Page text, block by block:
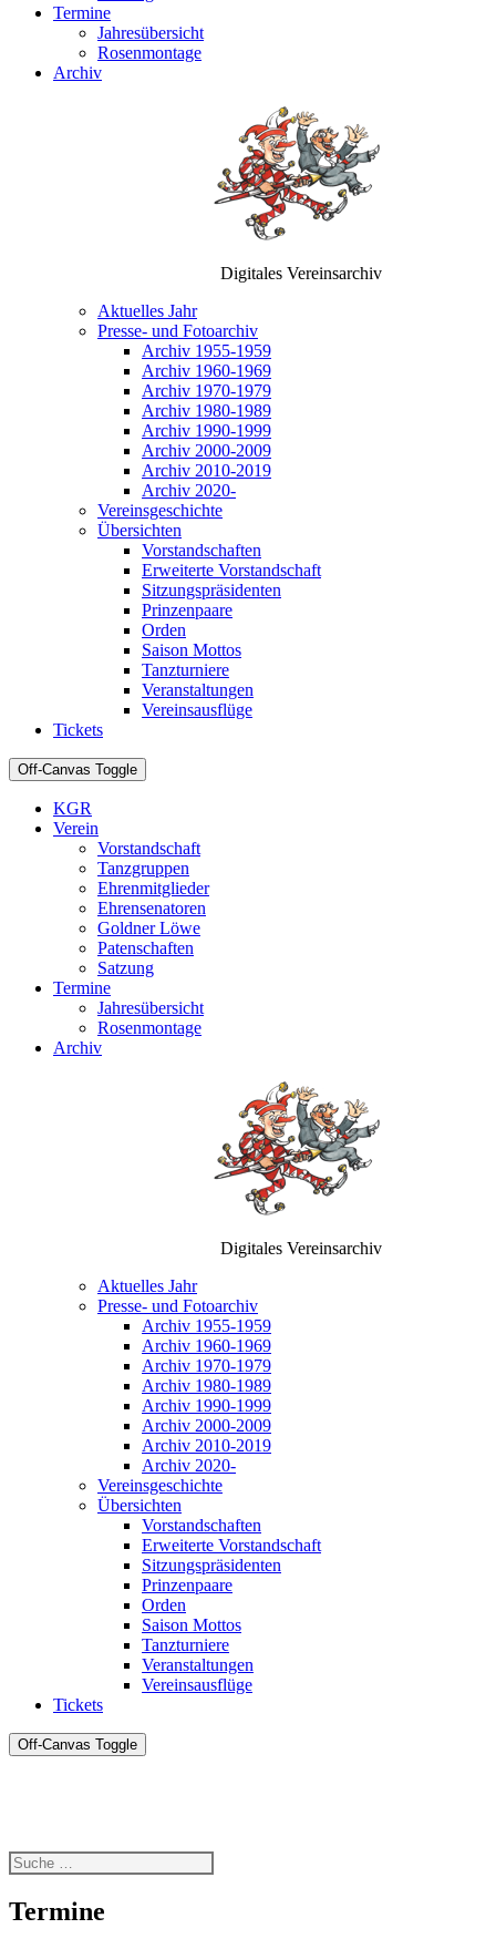
Termine
Jahresübersicht
Rosenmontage
Archiv
Digitales Vereinsarchiv
Aktuelles Jahr
Presse- und Fotoarchiv
Archiv 1955-1959
Archiv 1960-1969
Archiv 1970-1979
Archiv 1980-1989
Archiv 1990-1999
Archiv 2000-2009
Archiv 2010-2019
Archiv 2020-
Vereinsgeschichte
Übersichten
Vorstandschaften
Erweiterte Vorstandschaft
Sitzungspräsidenten
Prinzenpaare
Orden
Saison Mottos
Tanzturniere
Veranstaltungen
Vereinsausflüge
Tickets
Off-Canvas Toggle
KGR
Verein
Vorstandschaft
Tanzgruppen
Ehrenmitglieder
Ehrensenatoren
Goldner Löwe
Patenschaften
Satzung
Termine
Jahresübersicht
Rosenmontage
Archiv
Digitales Vereinsarchiv
Aktuelles Jahr
Presse- und Fotoarchiv
Archiv 1955-1959
Archiv 1960-1969
Archiv 1970-1979
Archiv 1980-1989
Archiv 1990-1999
Archiv 2000-2009
Archiv 2010-2019
Archiv 2020-
Vereinsgeschichte
Übersichten
Vorstandschaften
Erweiterte Vorstandschaft
Sitzungspräsidenten
Prinzenpaare
Orden
Saison Mottos
Tanzturniere
Veranstaltungen
Vereinsausflüge
Tickets
Off-Canvas Toggle
Termine